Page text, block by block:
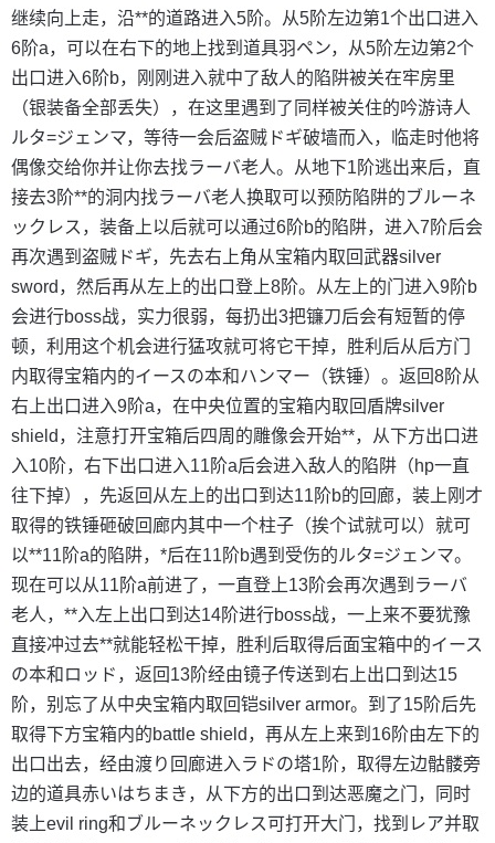
继续向上走，沿**的道路进入5阶。从5阶左边第1个出口进入
6阶a，可以在右下的地上找到道具羽ペン，从5阶左边第2个
出口进入6阶b，刚刚进入就中了敌人的陷阱被关在牢房里
（银装备全部丢失），在这里遇到了同样被关住的吟游诗人
ルタ=ジェンマ，等待一会后盗贼ドギ破墙而入，临走时他将
偶像交给你并让你去找ラーバ老人。从地下1阶逃出来后，直
接去3阶**的洞内找ラーバ老人换取可以预防陷阱的ブルーネ
ックレス，装备上以后就可以通过6阶b的陷阱，进入7阶后会
再次遇到盗贼ドギ，先去右上角从宝箱内取回武器silver
sword，然后再从左上的出口登上8阶。从左上的门进入9阶b
会进行boss战，实力很弱，每扔出3把镰刀后会有短暂的停
顿，利用这个机会进行猛攻就可将它干掉，胜利后从后方门
内取得宝箱内的イースの本和ハンマー（铁锤）。返回8阶从
右上出口进入9阶a，在中央位置的宝箱内取回盾牌silver
shield，注意打开宝箱后四周的雕像会开始**，从下方出口进
入10阶，右下出口进入11阶a后会进入敌人的陷阱（hp一直
往下掉），先返回从左上的出口到达11阶b的回廊，装上刚才
取得的铁锤砸破回廊内其中一个柱子（挨个试就可以）就可
以**11阶a的陷阱，*后在11阶b遇到受伤的ルタ=ジェンマ。
现在可以从11阶a前进了，一直登上13阶会再次遇到ラーバ
老人，**入左上出口到达14阶进行boss战，一上来不要犹豫
直接冲过去**就能轻松干掉，胜利后取得后面宝箱中的イース
の本和ロッド，返回13阶经由镜子传送到右上出口到达15
阶，别忘了从中央宝箱内取回铠silver armor。到了15阶后先
取得下方宝箱内的battle shield，再从左上来到16阶由左下的
出口出去，经由渡り回廊进入ラドの塔1阶，取得左边骷髅旁
边的道具赤いはちまき，从下方的出口到达恶魔之门，同时
装上evil ring和ブルーネックレス可打开大门，找到レア并取